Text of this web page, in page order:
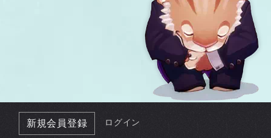
新規会員登録 ログイン